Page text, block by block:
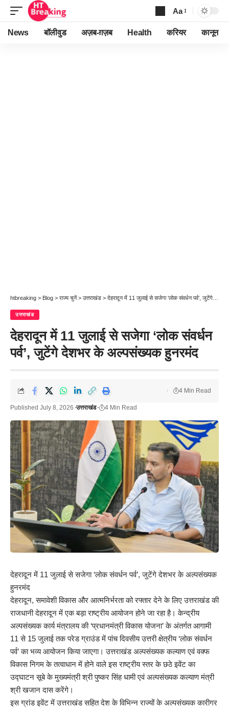
Font
Resizer
Aa
News बॉलीवुड अज़ब-ग़ज़ब Health करियर कानून
htbreaking > Blog > राज्य चुनें > उत्तराखंड > देहरादून में 11 जुलाई से सजेगा ‘लोक संवर्धन पर्व’, जुटेंगे देशभर के अल्पसंख्यक हुनरमंद
उत्तराखंड
देहरादून में 11 जुलाई से सजेगा ‘लोक संवर्धन
पर्व’, जुटेंगे देशभर के अल्पसंख्यक हुनरमंद
Published July 8, 2026 उत्तराखंड 4 Min Read
4 Min Read
देहरादून में 11 जुलाई से सजेगा ‘लोक संवर्धन पर्व’, जुटेंगे देशभर के अल्पसंख्यक
हुनरमंद
देहरादून, समावेशी विकास और आत्मनिर्भरता को रफ्तार देने के लिए उत्तराखंड की
राजधानी देहरादून में एक बड़ा राष्ट्रीय आयोजन होने जा रहा है। केन्द्रीय
अल्पसंख्यक कार्य मंत्रालय की ‘प्रधानमंत्री विकास योजना’ के अंतर्गत आगामी
11 से 15 जुलाई तक परेड ग्राउंड में पांच दिवसीय उत्तरी क्षेत्रीय ‘लोक संवर्धन
पर्व’ का भव्य आयोजन किया जाएगा। उत्तराखंड अल्पसंख्यक कल्याण एवं वक्फ
विकास निगम के तत्वाधान में होने वाले इस राष्ट्रीय स्तर के छठे इवेंट का
उद्घाटन सूबे के मुख्यमंत्री श्री पुष्कर सिंह धामी एवं अल्पसंख्यक कल्याण मंत्री
श्री खजान दास करेंगे।
इस ग्रांड इवेंट में उत्तराखंड सहित देश के विभिन्न राज्यों के अल्पसंख्यक कारीगर